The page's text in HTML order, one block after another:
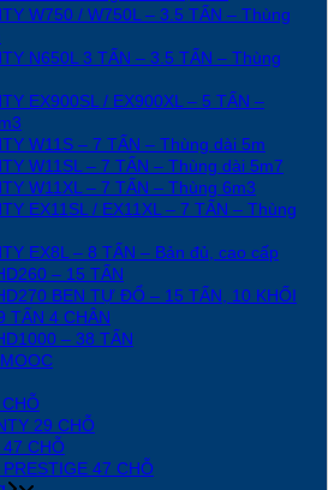
W750 / W750L – 3.5 TẤN – Thùng
N650L 3 TẤN – 3.5 TẤN – Thùng
EX900SL / EX900XL – 5 TẤN –
W11S – 7 TẤN – Thùng dài 5m
W11SL – 7 TẤN – Thùng dài 5m7
W11XL – 7 TẤN – Thùng 6m3
EX11SL / EX11XL – 7 TẤN – Thùng
EX8L – 8 TẤN – Bản đủ, cao cấp
– 15 TẤN
BEN TỰ ĐỔ – 15 TẤN, 10 KHỐI
TẤN 4 CHÂN
– 38 TẤN
29 CHỖ
47 CHỖ
PRESTIGE 47 CHỖ